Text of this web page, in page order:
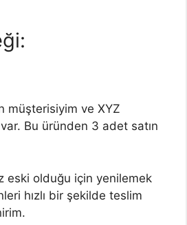
müşterisiyim ve XYZ
Bu üründen 3 adet satın
eski olduğu için yenilemek
hızlı bir şekilde teslim